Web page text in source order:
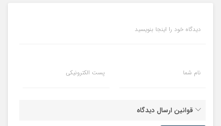
دیدگاه خود را اینجا بنویسید
نام شما پست الکترونیکی
قوانین ارسال دیدگاه